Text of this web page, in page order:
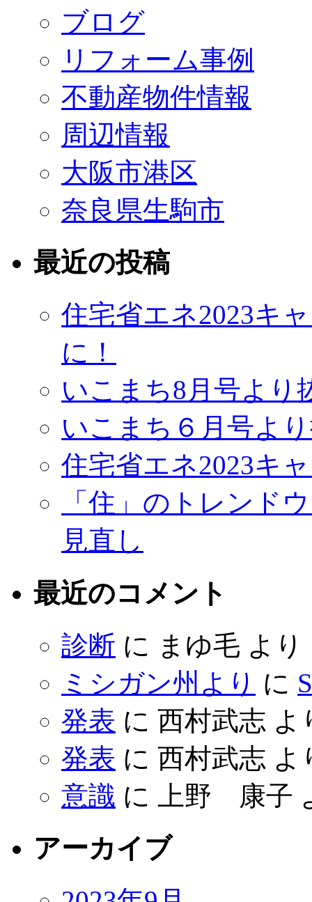
ブログ
リフォーム事例
不動産物件情報
周辺情報
大阪市港区
奈良県生駒市
最近の投稿
住宅省エネ2023キ
に！
いこまち8月号よ
いこまち６月号よ
住宅省エネ2023キ
「住」のトレンド
見直し
最近のコメント
診断 に まゆ毛 より
ミシガン州より に
発表 に 西村武志 よ
発表 に 西村武志 よ
意識 に 上野 康子
アーカイブ